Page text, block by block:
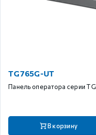
TG765G-UT
Панель оператора серии TG
В корзину